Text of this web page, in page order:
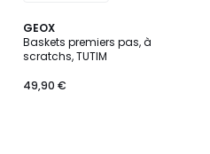
GEOX
Baskets premiers pas, à
scratchs, TUTIM
49,90 €